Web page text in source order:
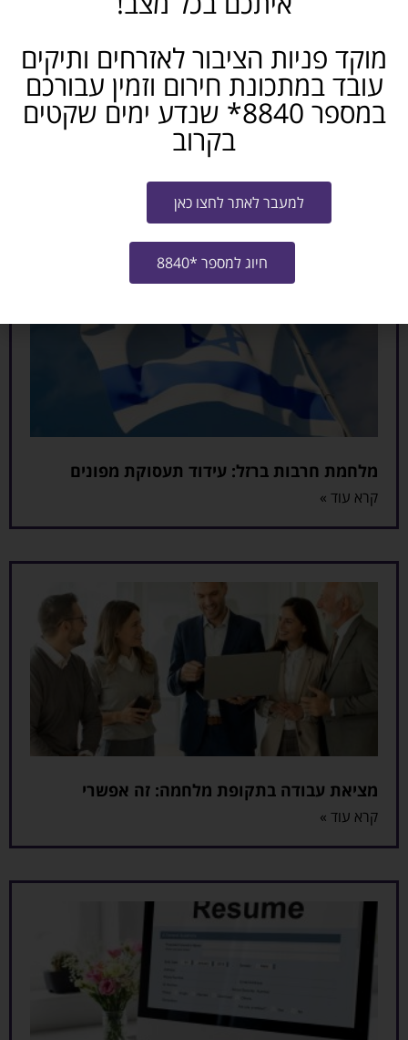
עדכון מהמשרד לשוויון חברתי וקידום מעמד
האישה: זכאות הארכת גיל פרישה לעובד שילדו
קרא עוד »
מלחמת חרבות ברזל: עידוד תעסוקת מפונים
קרא עוד »
מציאת עבודה בתקופת מלחמה: זה אפשרי
קרא עוד »
מוקד פניות הציבור לאזרחים ותיקים
עובד במתכונת חירום וזמין עבורכם
במספר 8840* שנדע ימים שקטים
בקרוב
למעבר לאתר לחצו כאן
חיוג למספר *8840